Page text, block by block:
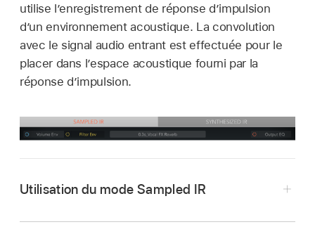
utilise l’enregistrement de réponse d’impulsion
d’un environnement acoustique. La convolution
avec le signal audio entrant est effectuée pour le
placer dans l’espace acoustique fourni par la
réponse d’impulsion.
Utilisation du mode Sampled IR